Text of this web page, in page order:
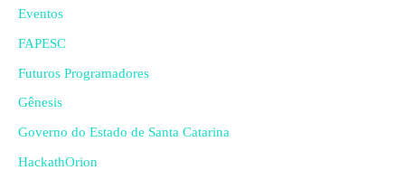
Eventos
FAPESC
Futuros Programadores
Gênesis
Governo do Estado de Santa Catarina
HackathOrion